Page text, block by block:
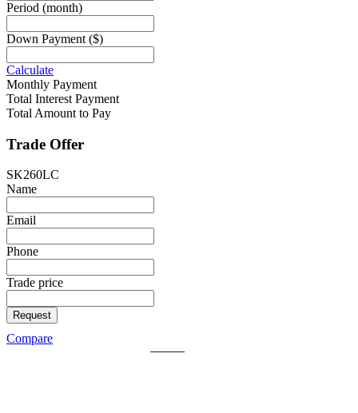
Period (month)
Down Payment ($)
Calculate
Monthly Payment
Total Interest Payment
Total Amount to Pay
Trade Offer
SK260LC
Name
Email
Phone
Trade price
Request
Compare